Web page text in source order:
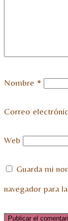
Nombre *
Correo
Web
Guarda mi
navegador para